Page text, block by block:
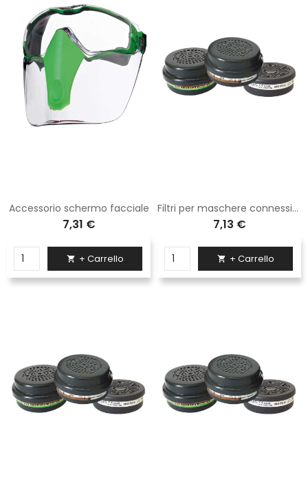
Accessorio schermo facciale
7,31 €
 + Carrello
Filtri per maschere connessione a baionetta
7,13 €
 + Carrello